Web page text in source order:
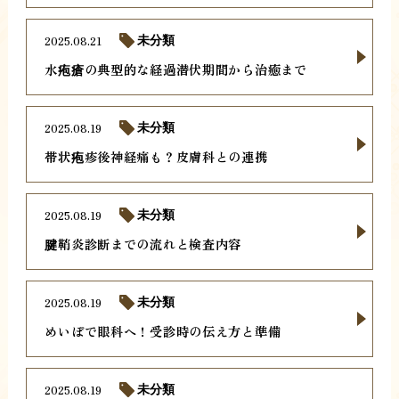
水疱瘡の典型的な経過潜伏期間から治癒まで
2025.08.21 未分類
帯状疱疹後神経痛も？皮膚科との連携
2025.08.19 未分類
腱鞘炎診断までの流れと検査内容
2025.08.19 未分類
めいぼで眼科へ！受診時の伝え方と準備
2025.08.19 未分類
2025.08.19 未分類